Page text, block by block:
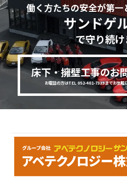
働く方たちの安全が第一
サンドゲ
で守り続
床下・擁壁工事のお
お電話の方はTEL 052-401-7333までお気軽